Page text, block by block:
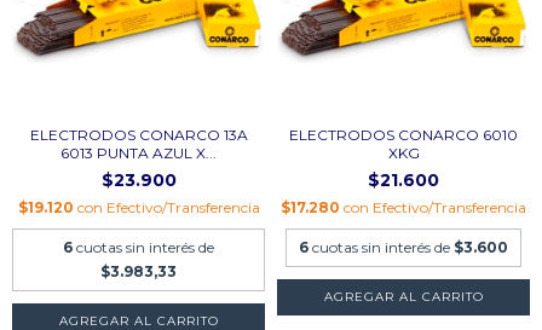
ELECTRODOS CONARCO 13A
6013 PUNTA AZUL X...
$23.900
$19.120 con Efectivo/Transferencia
6 cuotas sin interés de
$3.983,33
AGREGAR AL CARRITO
ELECTRODOS CONARCO 6010
XKG
$21.600
$17.280 con Efectivo/Transferencia
6 cuotas sin interés de $3.600
AGREGAR AL CARRITO